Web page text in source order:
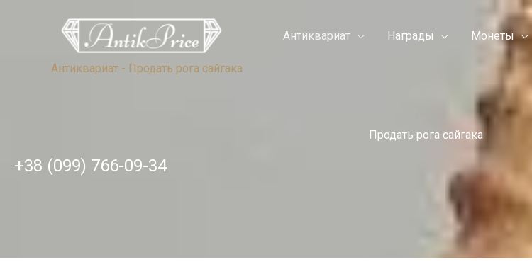
Антиквариат Награды Монеты
Антиквариат - Продать рога сайгака
Продать рога сайгака
+38 (099) 766-09-34